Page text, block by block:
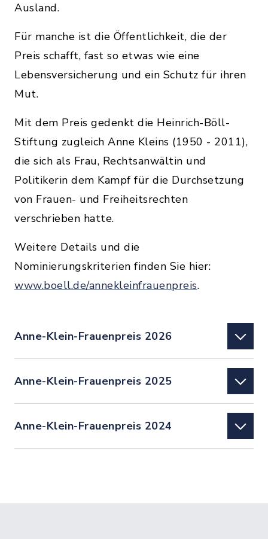
Ausland.
Für manche ist die Öffentlichkeit, die der
Preis schafft, fast so etwas wie eine
Lebensversicherung und ein Schutz für ihren
Mut.
Mit dem Preis gedenkt die Heinrich-Böll-
Stiftung zugleich Anne Kleins (1950 - 2011),
die sich als Frau, Rechtsanwältin und
Politikerin dem Kampf für die Durchsetzung
von Frauen- und Freiheitsrechten
verschrieben hatte.
Weitere Details und die
Nominierungskriterien finden Sie hier:
www.boell.de/annekleinfrauenpreis.
Anne-Klein-Frauenpreis 2026
Anne-Klein-Frauenpreis 2025
Anne-Klein-Frauenpreis 2024